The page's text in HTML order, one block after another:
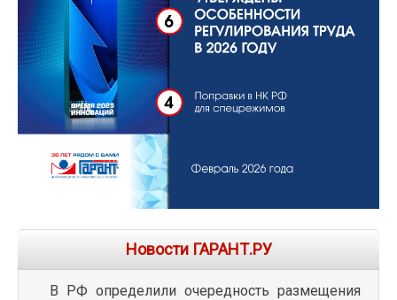
Новости ГАРАНТ.РУ
В РФ определили очередность размещения